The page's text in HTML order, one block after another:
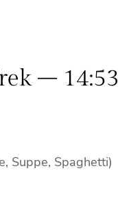
– 14:53
Suppe, Spaghetti)